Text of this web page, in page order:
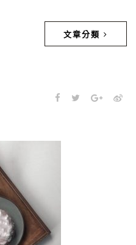
文章分類